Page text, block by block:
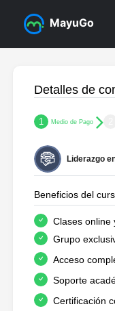
MayuGo
Detalles de
1 Medio de Pago
Liderazgo
Beneficios del
Clases online
Grupo
Acceso
Soporte
Certificación